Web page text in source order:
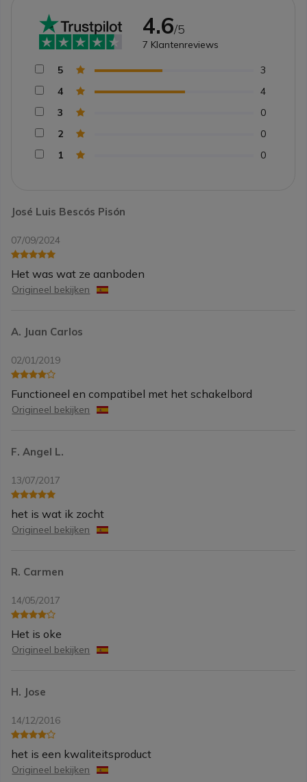
José Luis Bescós Pisón
07/09/2024
Het was wat ze aanboden
Origineel bekijken
A. Juan Carlos
02/01/2019
Functioneel en compatibel met het schakelbord
Origineel bekijken
F. Angel L.
13/07/2017
het is wat ik zocht
Origineel bekijken
R. Carmen
14/05/2017
Het is oke
Origineel bekijken
H. Jose
14/12/2016
het is een kwaliteitsproduct
Origineel bekijken
4.6/5
7 Klantenreviews
5
3
4
4
3
0
2
0
1
0